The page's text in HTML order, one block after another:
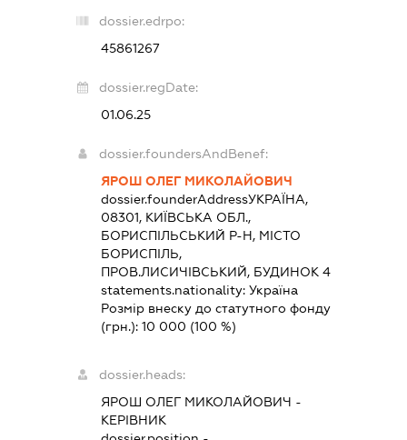
dossier.edrpo:
45861267
dossier.regDate:
01.06.25
dossier.foundersAndBenef:
ЯРОШ ОЛЕГ МИКОЛАЙОВИЧ
dossier.founderAddressУКРАЇНА,
08301, КИЇВСЬКА ОБЛ.,
БОРИСПІЛЬСЬКИЙ Р-Н, МІСТО
БОРИСПІЛЬ,
ПРОВ.ЛИСИЧІВСЬКИЙ, БУДИНОК 4
statements.nationality:Україна
Розмір внеску до статутного фонду
(грн.):10 000 (100 %)
dossier.heads:
ЯРОШ ОЛЕГ МИКОЛАЙОВИЧ -
КЕРІВНИК